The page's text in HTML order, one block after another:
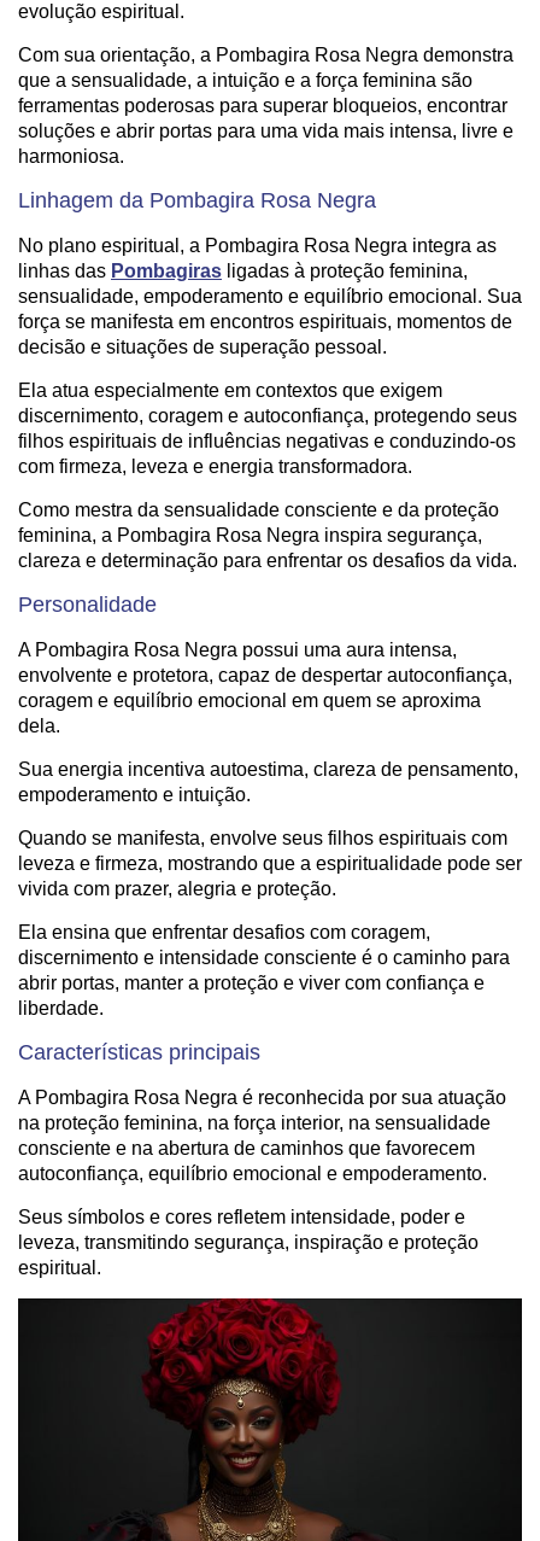
evolução espiritual.
Com sua orientação, a Pombagira Rosa Negra demonstra
que a sensualidade, a intuição e a força feminina são
ferramentas poderosas para superar bloqueios, encontrar
soluções e abrir portas para uma vida mais intensa, livre e
harmoniosa.
Linhagem da Pombagira Rosa Negra
No plano espiritual, a Pombagira Rosa Negra integra as
linhas das Pombagiras ligadas à proteção feminina,
sensualidade, empoderamento e equilíbrio emocional. Sua
força se manifesta em encontros espirituais, momentos de
decisão e situações de superação pessoal.
Ela atua especialmente em contextos que exigem
discernimento, coragem e autoconfiança, protegendo seus
filhos espirituais de influências negativas e conduzindo-os
com firmeza, leveza e energia transformadora.
Como mestra da sensualidade consciente e da proteção
feminina, a Pombagira Rosa Negra inspira segurança,
clareza e determinação para enfrentar os desafios da vida.
Personalidade
A Pombagira Rosa Negra possui uma aura intensa,
envolvente e protetora, capaz de despertar autoconfiança,
coragem e equilíbrio emocional em quem se aproxima
dela.
Sua energia incentiva autoestima, clareza de pensamento,
empoderamento e intuição.
Quando se manifesta, envolve seus filhos espirituais com
leveza e firmeza, mostrando que a espiritualidade pode ser
vivida com prazer, alegria e proteção.
Ela ensina que enfrentar desafios com coragem,
discernimento e intensidade consciente é o caminho para
abrir portas, manter a proteção e viver com confiança e
liberdade.
Características principais
A Pombagira Rosa Negra é reconhecida por sua atuação
na proteção feminina, na força interior, na sensualidade
consciente e na abertura de caminhos que favorecem
autoconfiança, equilíbrio emocional e empoderamento.
Seus símbolos e cores refletem intensidade, poder e
leveza, transmitindo segurança, inspiração e proteção
espiritual.